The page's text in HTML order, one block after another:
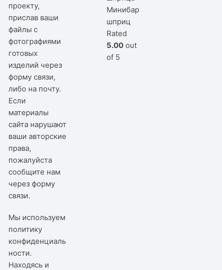
проекту,
прислав ваши
файлы с
фотографиями
готовых
изделий через
форму связи,
либо на почту.
Если
материалы
сайта нарушают
ваши авторские
права,
пожалуйста
сообщите нам
черезформу
связи.
Мы используем
политику
конфиденциаль
ности.
Находясь и
Минибар
шприц
Rated
5.00 out
of 5